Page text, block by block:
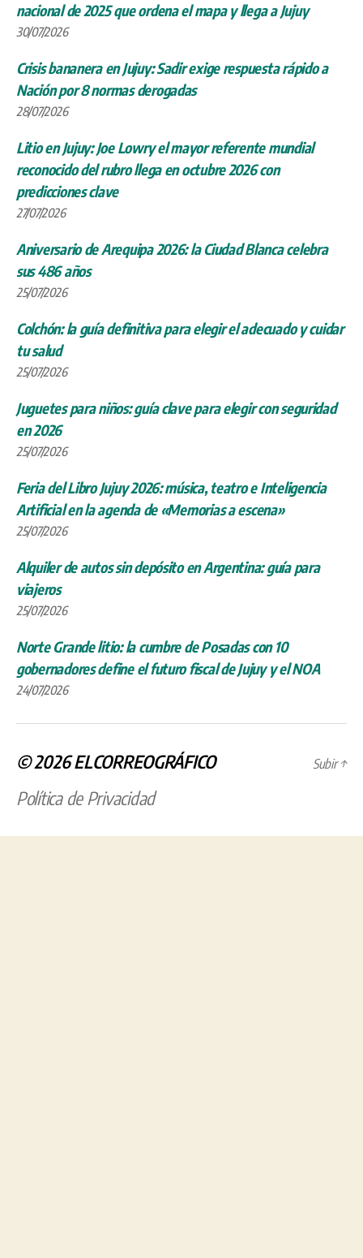
nacional de 2025 que ordena el mapa y llega a Jujuy
30/07/2026
Crisis bananera en Jujuy: Sadir exige respuesta rápido a
Nación por 8 normas derogadas
28/07/2026
Litio en Jujuy: Joe Lowry el mayor referente mundial
reconocido del rubro llega en octubre 2026 con
predicciones clave
27/07/2026
Aniversario de Arequipa 2026: la Ciudad Blanca celebra
sus 486 años
25/07/2026
Colchón: la guía definitiva para elegir el adecuado y cuidar
tu salud
25/07/2026
Juguetes para niños: guía clave para elegir con seguridad
en 2026
25/07/2026
Feria del Libro Jujuy 2026: música, teatro e Inteligencia
Artificial en la agenda de «Memorias a escena»
25/07/2026
Alquiler de autos sin depósito en Argentina: guía para
viajeros
25/07/2026
Norte Grande litio: la cumbre de Posadas con 10
gobernadores define el futuro fiscal de Jujuy y el NOA
24/07/2026
© 2026ELCORREOGRÁFICO
Política de Privacidad
Subir↑